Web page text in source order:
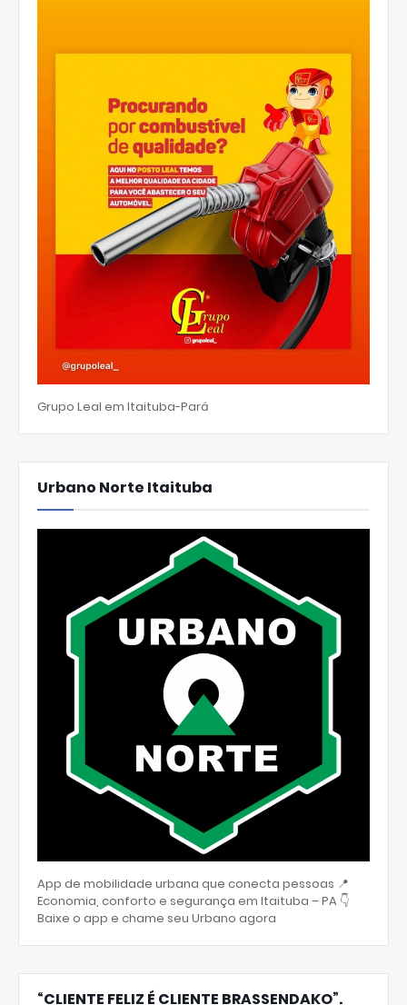
Grupo Leal em Itaituba-Pará
Urbano Norte Itaituba
App de mobilidade urbana que conecta pessoas 📍
Economia, conforto e segurança em Itaituba – PA 👇
Baixe o app e chame seu Urbano agora
“CLIENTE FELIZ É CLIENTE BRASSENDAKO”.